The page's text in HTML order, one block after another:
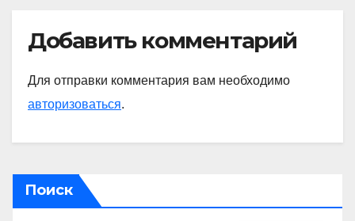
Добавить комментарий
Для отправки комментария вам необходимо
авторизоваться.
Поиск